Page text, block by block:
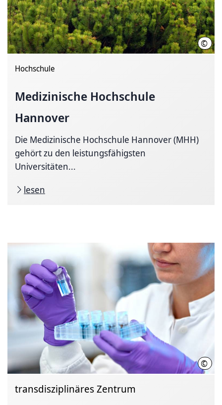
©
Hochschule
Medizinische Hochschule
Hannover
Die Medizinische Hochschule Hannover (MHH)
gehört zu den leistungsfähigsten
Universitäten...
lesen
©
transdisziplinäres Zentrum